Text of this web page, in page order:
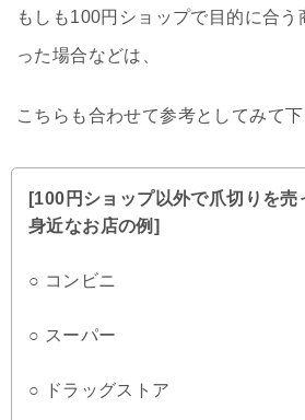
もしも100円ショップで目的に合
った場合などは、
こちらも合わせて参考としてみて
[100円ショップ以外で爪切りを売
身近なお店の例]
○ コンビニ
○ スーパー
○ ドラッグストア